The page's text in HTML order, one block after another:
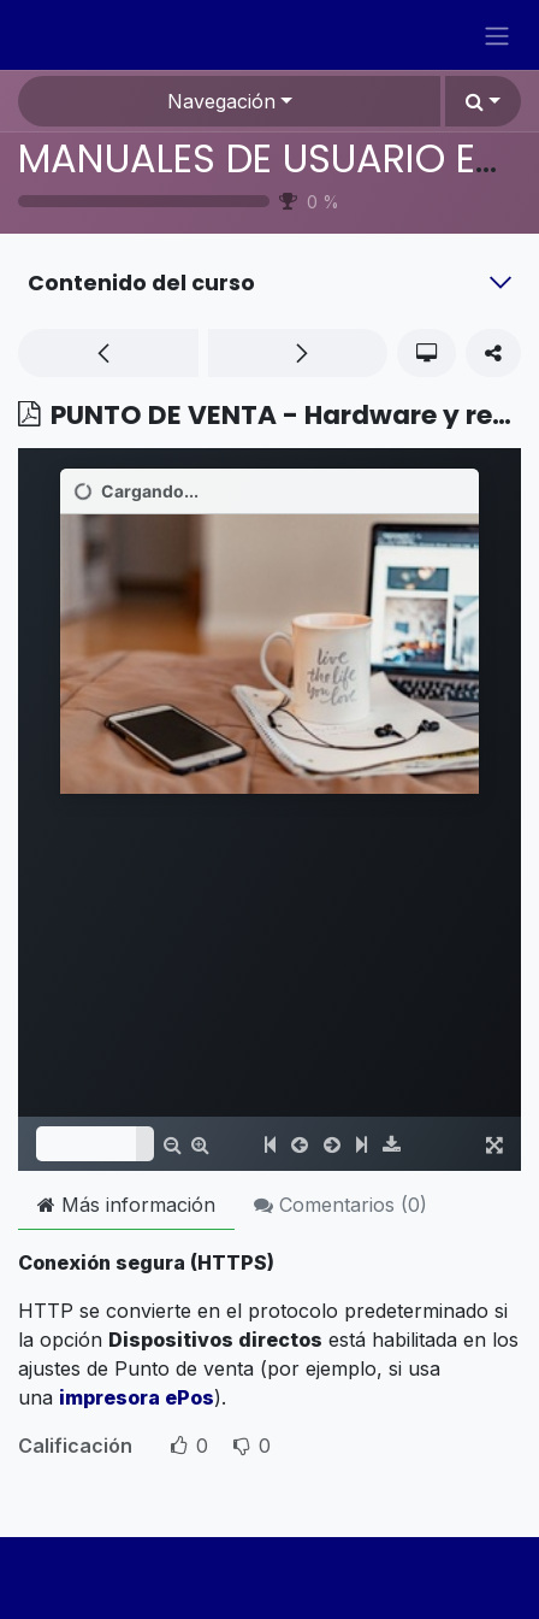
Navegación
MANUALES DE USUARIO EN ESPAÑOL ODOO 19
0 %
Contenido del curso
PUNTO DE VENTA - Hardware y red - Conexión segura (HTTPS)
Más información Comentarios (0)
Conexión segura (HTTPS)
HTTP se convierte en el protocolo predeterminado si
la opción Dispositivos directos está habilitada en los
ajustes de Punto de venta (por ejemplo, si usa
una impresora ePos).
Calificación
0 0